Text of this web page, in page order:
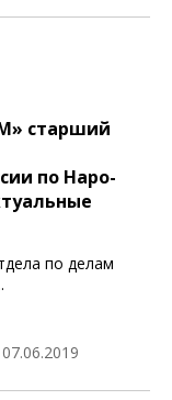
старший
по Наро-
по делам